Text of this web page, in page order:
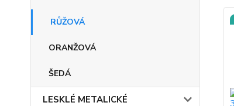
RŮŽOVÁ
ORANŽOVÁ
ŠEDÁ
LESKLÉ METALICKÉ